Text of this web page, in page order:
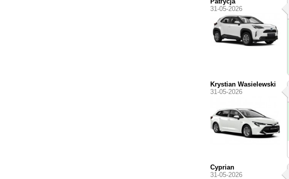
31-05-2026
Krystian Wasielewski
31-05-2026
Cyprian
31-05-2026